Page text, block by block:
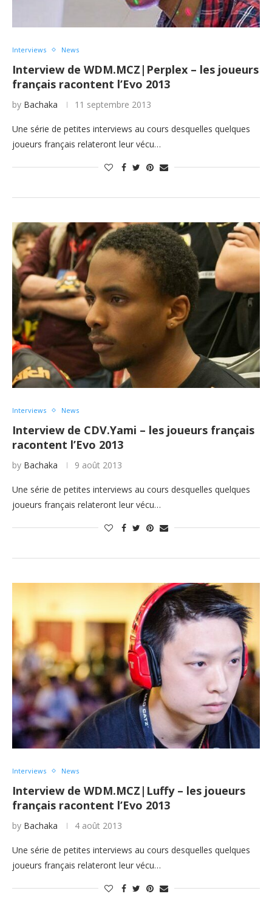
Interviews News
Interview de WDM.MCZ|Perplex – les joueurs
français racontent l’Evo 2013
by Bachaka 11 septembre 2013
Une série de petites interviews au cours desquelles quelques
joueurs français relateront leur vécu…
Interviews News
Interview de CDV.Yami – les joueurs français
racontent l’Evo 2013
by Bachaka 9 août 2013
Une série de petites interviews au cours desquelles quelques
joueurs français relateront leur vécu…
Interviews News
Interview de WDM.MCZ|Luffy – les joueurs
français racontent l’Evo 2013
by Bachaka 4 août 2013
Une série de petites interviews au cours desquelles quelques
joueurs français relateront leur vécu…